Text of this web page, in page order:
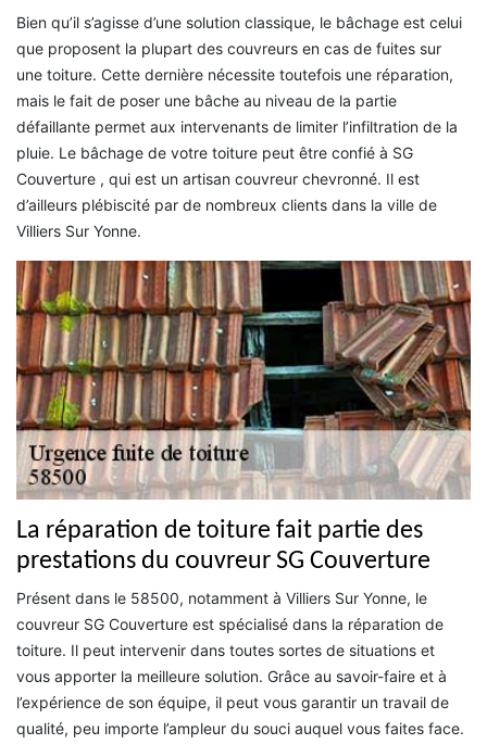
Bien qu’il s’agisse d’une solution classique, le bâchage est celui
que proposent la plupart des couvreurs en cas de fuites sur
une toiture. Cette dernière nécessite toutefois une réparation,
mais le fait de poser une bâche au niveau de la partie
défaillante permet aux intervenants de limiter l’infiltration de la
pluie. Le bâchage de votre toiture peut être confié à SG
Couverture , qui est un artisan couvreur chevronné. Il est
d’ailleurs plébiscité par de nombreux clients dans la ville de
Villiers Sur Yonne.
La réparation de toiture fait partie des
prestations du couvreur SG Couverture
Présent dans le 58500, notamment à Villiers Sur Yonne, le
couvreur SG Couverture est spécialisé dans la réparation de
toiture. Il peut intervenir dans toutes sortes de situations et
vous apporter la meilleure solution. Grâce au savoir-faire et à
l’expérience de son équipe, il peut vous garantir un travail de
qualité, peu importe l’ampleur du souci auquel vous faites face.